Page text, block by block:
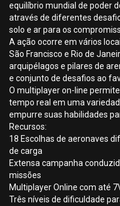
equilíbrio mundial de poder
através de diferentes
solo e ar para os
A ação ocorre em vários
São Francisco e Rio de
arquipélagos e pilares de
e conjunto de desafios ao
O multiplayer on-line
tempo real em uma
empurre suas habilidades
Recursos:
18 Escolhas de aeronaves
de carga
Extensa campanha
missões
Multiplayer Online com até
Três níveis de dificuldade